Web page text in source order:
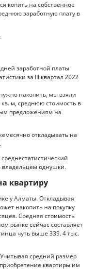
копить на собственное
заработную плату в
заработной платы
за III квартал 2022
накопить, мы взяли
м, среднюю стоимость в
предложениям на
откладывать на
владельцем однушки.
квартиру
у Алматы. Откладывая
накопить на покупку
Средняя стоимость
рынке сейчас составляет
чуть выше 339. 4 тыс.
средний размер
квартиры им